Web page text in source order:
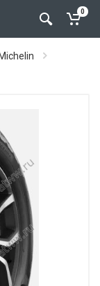
0
Michelin